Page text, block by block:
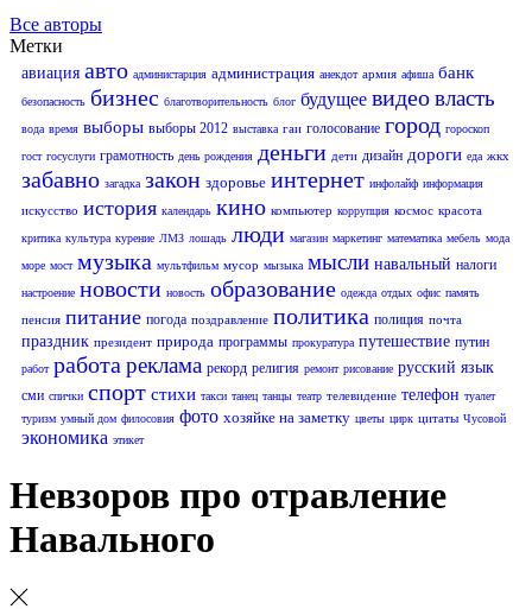
Все авторы
Метки
авиация авто администарция администрация анекдот армия афиша банк
безопасность бизнес благотворительность блог будущее видеовласть
вода время выборы выборы 2012 выставка гаи голосование город гороскоп
гост госуслуги грамотность день рождения деньги дети дизайн дороги еда жкх
забавно загадка закон здоровье интернет инфолайф информация
искусство история календарь кино компьютер коррупция космос красота
критика культура курение ЛМЗ лошадь люди магазин маркетинг математика мебель мода
море мост музыка мультфильм мусор мызыка мысли навальный налоги
настроение новости новость образование одежда отдых офис память
пенсия питание погода поздравление политика полиция почта
праздник президент природа программы прокуратура путешествие путин
работ работа реклама рекорд религия ремонт рисование русский язык
сми спички спорт стихи такси танец танцы театр телевидение телефон туалет
туризм умный дом филосовия фото хозяйке на заметку цветы цирк цитаты Чусовой
экономика этикет
Невзоров про отравление
Навального